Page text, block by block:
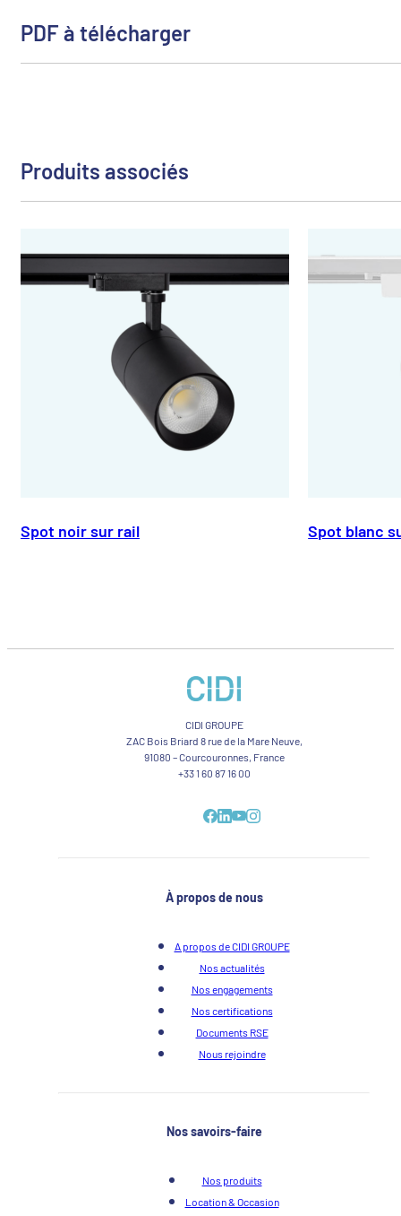
PDF à télécharger
Produits associés
Spot noir sur rail Spot blanc
CIDI GROUPE
ZAC Bois Briard 8 rue de la Mare Neuve,
91080 – Courcouronnes, France
+33 1 60 87 16 00
À propos de nous
A propos de CIDI GROUPE
Nos actualités
Nos engagements
Nos certifications
Documents RSE
Nous rejoindre
Nos savoirs-faire
Nos produits
Location & Occasion